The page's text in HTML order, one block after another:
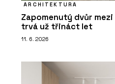
ARCHITEKTURA
Zapomenutý dvůr
trvá už třináct let
11. 6. 2026